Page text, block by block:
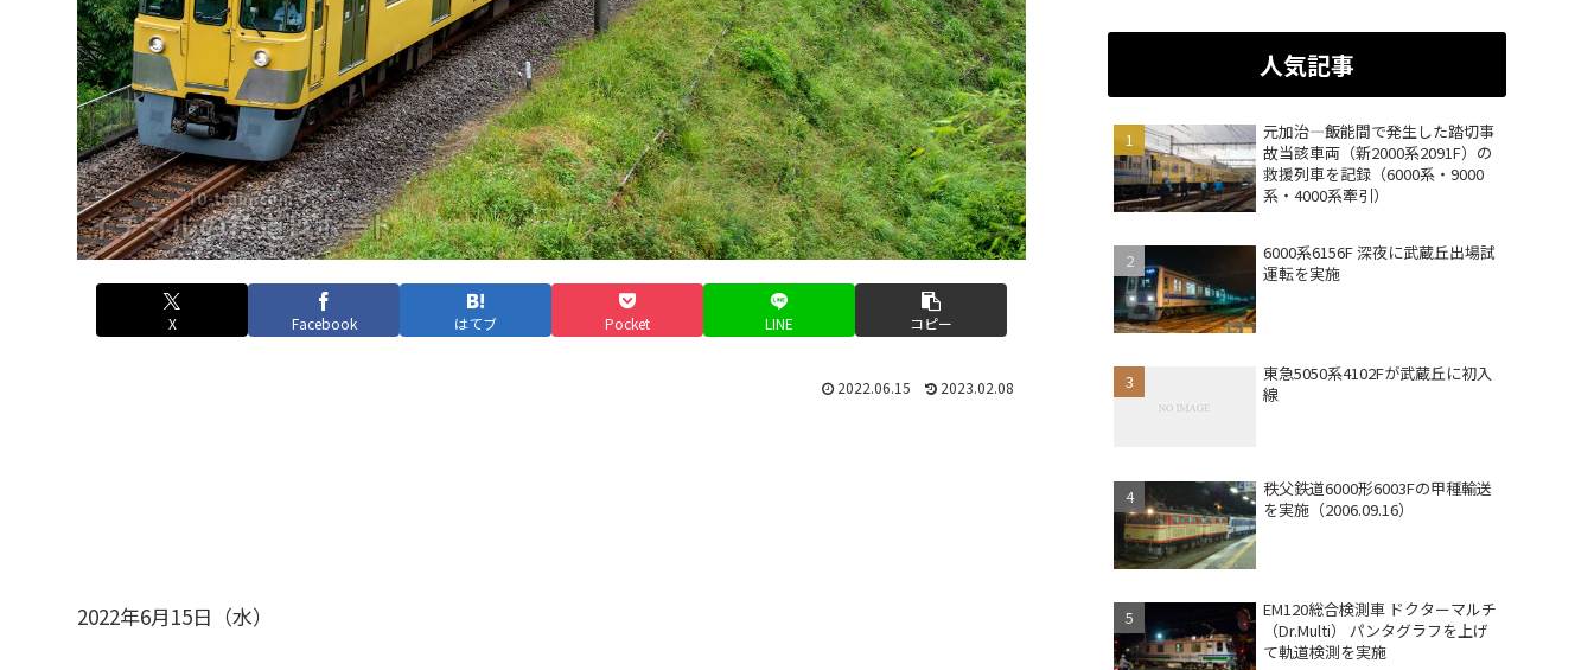
X Facebook はてブ Pocket LINE コピー
2022.06.15 2023.02.08
2022年6月15日（水）
人気記事
元加治―飯能間で発生した踏切事
故当該車両（新2000系2091F）の
救援列車を記録（6000系・9000
系・4000系牽引）
6000系6156F 深夜に武蔵丘出場試
運転を実施
東急5050系4102Fが武蔵丘に初入
線
秩父鉄道6000形6003Fの甲種輸送
を実施（2006.09.16）
EM120総合検測車 ドクターマルチ
（Dr.Multi） パンタグラフを上げ
て軌道検測を実施